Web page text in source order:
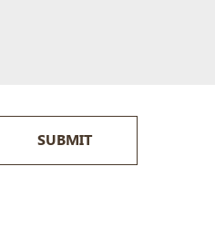
SUBMIT